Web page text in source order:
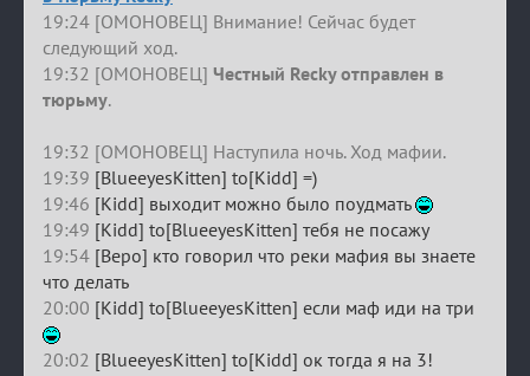
19:24 [ОМОНОВЕЦ] Внимание! Сейчас будет
следующий ход.
19:32 [ОМОНОВЕЦ] Честный Recky отправлен в
тюрьму.
19:32 [ОМОНОВЕЦ] Наступила ночь. Ход мафии.
19:39 [BlueeyesKitten] to[Kidd] =)
19:46 [Kidd] выходит можно было поудмать
19:49 [Kidd] to[BlueeyesKitten] тебя не посажу
19:54 [Веро] кто говорил что реки мафия вы знаете
что делать
20:00 [Kidd] to[BlueeyesKitten] если маф иди на три
20:02 [BlueeyesKitten] to[Kidd] ок тогда я на 3!